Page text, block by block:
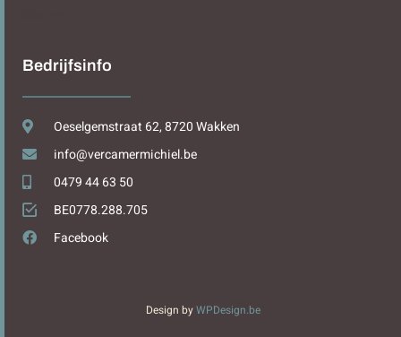
Bedrijfsinfo
Oeselgemstraat 62, 8720 Wakken
info@vercamermichiel.be
0479 44 63 50
BE0778.288.705
Facebook
Design byWPDesign.be